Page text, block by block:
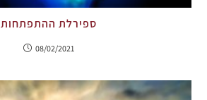
ספירלת ההתפתחות
08/02/2021